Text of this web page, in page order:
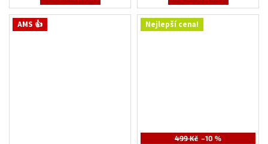
AMS 👍 Nejlepší cena!
499 Kč –10 %